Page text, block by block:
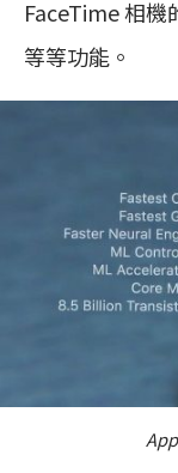
FaceTime 相
等等功能。